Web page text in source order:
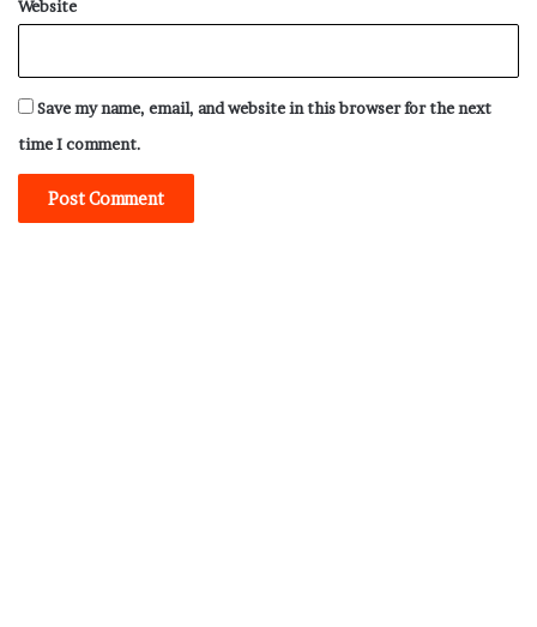
Website
Save my name, email, and website in this browser for the next
time I comment.